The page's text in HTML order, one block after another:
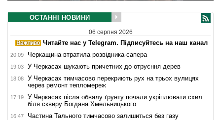
ОСТАННІ НОВИНИ
06 серпня 2026
Читайте нас у Telegram. Підписуйтесь на наш канал
20:09 Черкащина втратила розвідника-сапера
19:03 У Черкасах шукають причетних до отруєння дерев
18:08
У Черкасах тимчасово перекриють рух на трьох вулицях
через ремонт тепломереж
17:19
У Черкасах після обвалу ґрунту почали укріплювати схил
біля скверу Богдана Хмельницького
16:47 Частина Тального тимчасово залишиться без газу